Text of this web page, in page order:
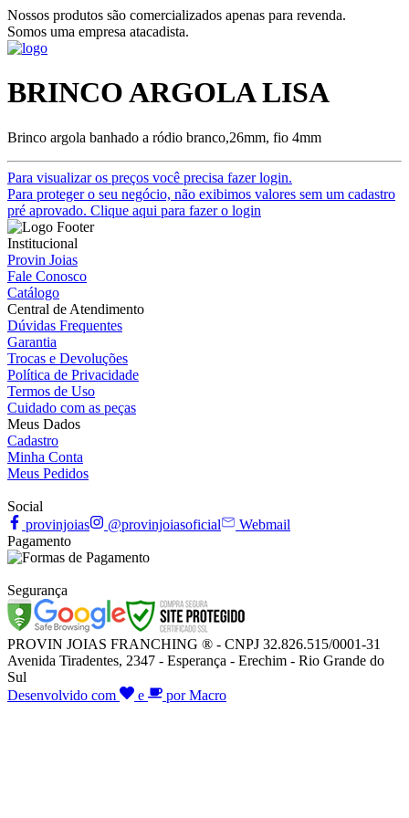
Nossos produtos são comercializados apenas para revenda.
Somos uma empresa atacadista.
BRINCO ARGOLA LISA
Brinco argola banhado a ródio branco,26mm, fio 4mm
Para visualizar os preços você precisa fazer login.
Para proteger o seu negócio, não exibimos valores sem um cadastro
pré aprovado. Clique aqui para fazer o login
Institucional
Provin Joias
Fale Conosco
Catálogo
Central de Atendimento
Dúvidas Frequentes
Garantia
Trocas e Devoluções
Política de Privacidade
Termos de Uso
Cuidado com as peças
Meus Dados
Cadastro
Minha Conta
Meus Pedidos
Social
provinjoias
@provinjoiasoficial
Webmail
Pagamento
Segurança
PROVIN JOIAS FRANCHING ® - CNPJ 32.826.515/0001-31
Avenida Tiradentes, 2347 - Esperança - Erechim - Rio Grande do
Sul
Desenvolvido com
e por Macro